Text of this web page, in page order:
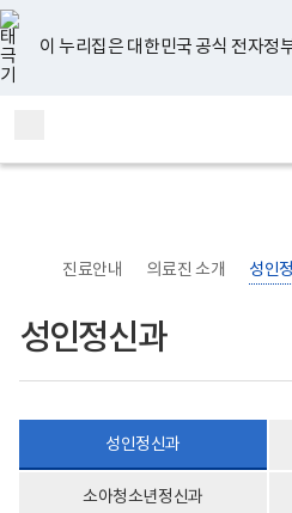
너
비
767px
이
하
이 누리집은 대한민국 공식 전자정
지메
홈
진료안내 의료진 소개 성인
성인정신과
본
문
시
작
성인정신과
소아청소년정신과
본
문
종
료
유
튜
브
페
이
스
북
인
스
타
그
램
블
로
그